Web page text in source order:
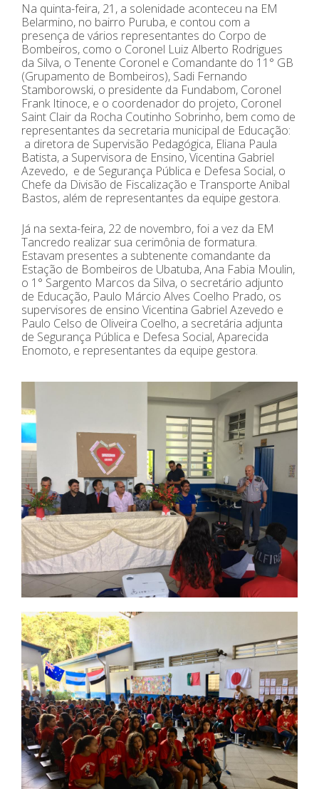
Na quinta-feira, 21, a solenidade aconteceu na EM
Belarmino, no bairro Puruba, e contou com a
presença de vários representantes do Corpo de
Bombeiros, como o Coronel Luiz Alberto Rodrigues
da Silva, o Tenente Coronel e Comandante do 11° GB
(Grupamento de Bombeiros), Sadi Fernando
Stamborowski, o presidente da Fundabom, Coronel
Frank Itinoce, e o coordenador do projeto, Coronel
Saint Clair da Rocha Coutinho Sobrinho, bem como de
representantes da secretaria municipal de Educação:
a diretora de Supervisão Pedagógica, Eliana Paula
Batista, a Supervisora de Ensino, Vicentina Gabriel
Azevedo, e de Segurança Pública e Defesa Social, o
Chefe da Divisão de Fiscalização e Transporte Anibal
Bastos, além de representantes da equipe gestora.
Já na sexta-feira, 22 de novembro, foi a vez da EM
Tancredo realizar sua cerimônia de formatura.
Estavam presentes a subtenente comandante da
Estação de Bombeiros de Ubatuba, Ana Fabia Moulin,
o 1° Sargento Marcos da Silva, o secretário adjunto
de Educação, Paulo Márcio Alves Coelho Prado, os
supervisores de ensino Vicentina Gabriel Azevedo e
Paulo Celso de Oliveira Coelho, a secretária adjunta
de Segurança Pública e Defesa Social, Aparecida
Enomoto, e representantes da equipe gestora.